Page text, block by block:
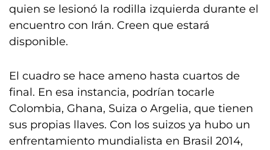
quien se lesionó la rodilla izquierda durante el
encuentro con Irán. Creen que estará
disponible.
El cuadro se hace ameno hasta cuartos de
final. En esa instancia, podrían tocarle
Colombia, Ghana, Suiza o Argelia, que tienen
sus propias llaves. Con los suizos ya hubo un
enfrentamiento mundialista en Brasil 2014,